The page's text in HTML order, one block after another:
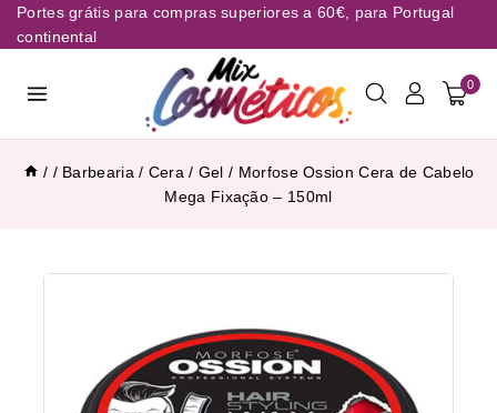
Portes grátis para compras superiores a 60€, para Portugal
continental
0
/ / Barbearia / Cera / Gel / Morfose Ossion Cera de Cabelo
Mega Fixação – 150ml